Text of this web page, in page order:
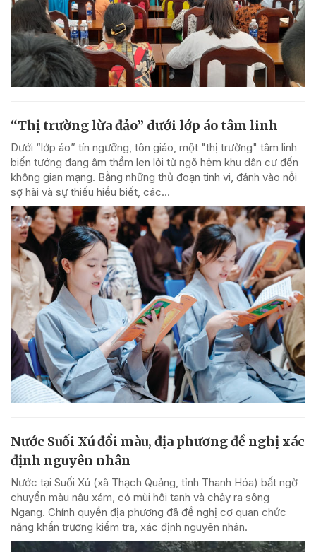
“Thị trường lừa đảo” dưới lớp áo tâm linh
Dưới “lớp áo” tín ngưỡng, tôn giáo, một "thị trường" tâm linh
biến tướng đang âm thầm len lỏi từ ngõ hẻm khu dân cư đến
không gian mạng. Bằng những thủ đoạn tinh vi, đánh vào nỗi
sợ hãi và sự thiếu hiểu biết, các...
Nước Suối Xú đổi màu, địa phương đề nghị xác
định nguyên nhân
Nước tại Suối Xú (xã Thạch Quảng, tỉnh Thanh Hóa) bất ngờ
chuyển màu nâu xám, có mùi hôi tanh và chảy ra sông
Ngang. Chính quyền địa phương đã đề nghị cơ quan chức
năng khẩn trương kiểm tra, xác định nguyên nhân.